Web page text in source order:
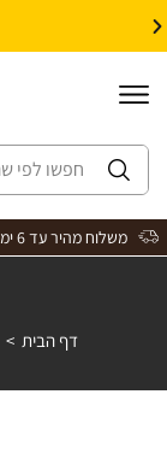
משלוח מהיר עד 6 ימי עסקים לכל הארץ
דף הבית >